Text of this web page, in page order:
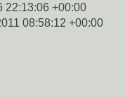
22:13:06 +00:00
08:58:12 +00:00